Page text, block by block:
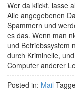
Wer da klickt, lasse
Alle angegebenen
Spammern und
es das. Wenn man
und Betriebssystem
durch Kriminelle,
Computer anderer
Posted in: Mail